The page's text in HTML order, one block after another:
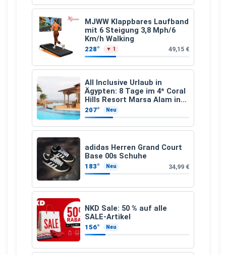
MJWW Klappbares Laufband
mit 6 Steigung 3,8 Mph/6
Km/h Walking
228° ▼ 1 49,15 €
All Inclusive Urlaub in
Ägypten: 8 Tage im 4* Coral
Hills Resort Marsa Alam inkl.
Flüge ab 299 € p.P.
207° Neu
adidas Herren Grand Court
Base 00s Schuhe
183° Neu 34,99 €
NKD Sale: 50 % auf alle
SALE-Artikel
156° Neu